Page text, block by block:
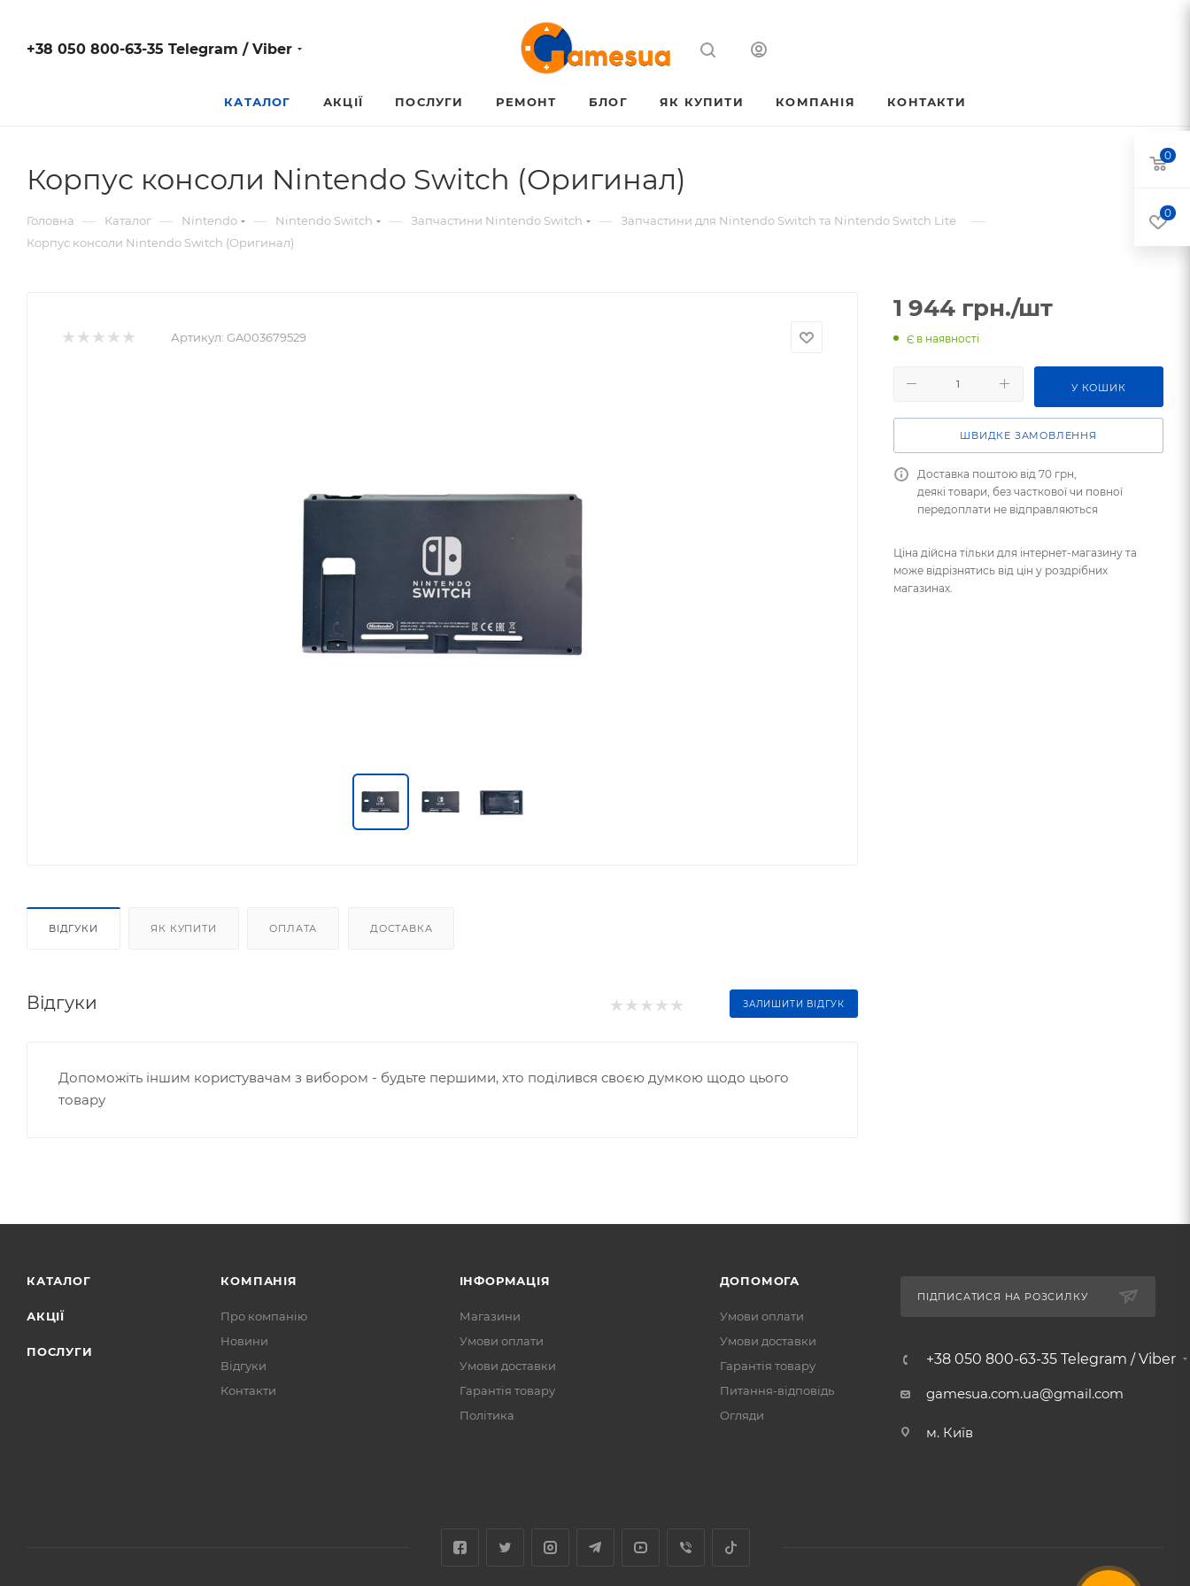
+38 050 800-63-35 Telegram / Viber
КАТАЛОГ АКЦІЇ ПОСЛУГИ РЕМОНТ БЛОГ ЯК КУПИТИ КОМПАНІЯ КОНТАКТИ
Корпус консоли Nintendo Switch (Оригинал)
Головна — Каталог — Nintendo — Nintendo Switch — Запчастини Nintendo Switch — Запчастини для Nintendo Switch та Nintendo Switch Lite —
Корпус консоли Nintendo Switch (Оригинал)
Артикул: GA003679529
ВІДГУКИ ЯК КУПИТИ ОПЛАТА ДОСТАВКА
Відгуки ЗАЛИШИТИ ВІДГУК
Допоможіть іншим користувачам з вибором - будьте першими, хто поділився своєю думкою щодо цього
товару
1 944 грн./шт
Є в наявності
У КОШИК
ШВИДКЕ ЗАМОВЛЕННЯ
Доставка поштою від 70 грн,
деякі товари, без часткової чи повної
передоплати не відправляються
Ціна дійсна тільки для інтернет-магазину та
може відрізнятись від цін у роздрібних
магазинах.
КАТАЛОГ
АКЦІЇ
ПОСЛУГИ
КОМПАНІЯ
Про компанію
Новини
Відгуки
Контакти
ІНФОРМАЦІЯ
Магазини
Умови оплати
Умови доставки
Гарантія товару
Політика
ДОПОМОГА
Умови оплати
Умови доставки
Гарантія товару
Питання-відповідь
Огляди
ПІДПИСАТИСЯ НА РОЗСИЛКУ
+38 050 800-63-35 Telegram / Viber
gamesua.com.ua@gmail.com
м. Київ
0
0